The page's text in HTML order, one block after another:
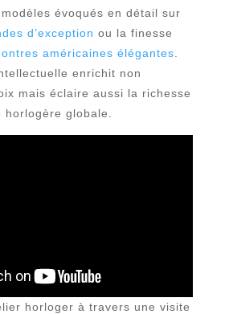
évoqués en détail sur
d’exception ou la finesse
américaines élégantes
enrichit non
mais éclaire aussi la richesse
globale.
horloger à travers une visite